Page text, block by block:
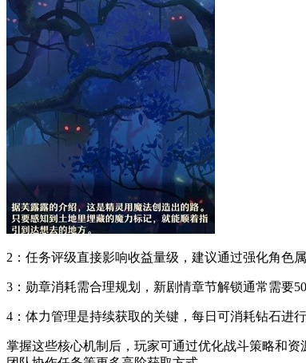
2：任务评级直接影响收益量级，建议通过强化角色
3：勋章消耗需合理规划，新剧情章节解锁通常需要
4：体力管理是持续获取的关键，每日可消耗钻石进
掌握这些核心机制后，玩家可通过优化战斗策略和